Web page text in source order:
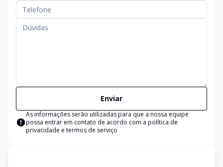
Enviar
As informações serão utilizadas para que a nossa equipe
possa entrar em contato de acordo com a política de
privacidade e termos de serviço